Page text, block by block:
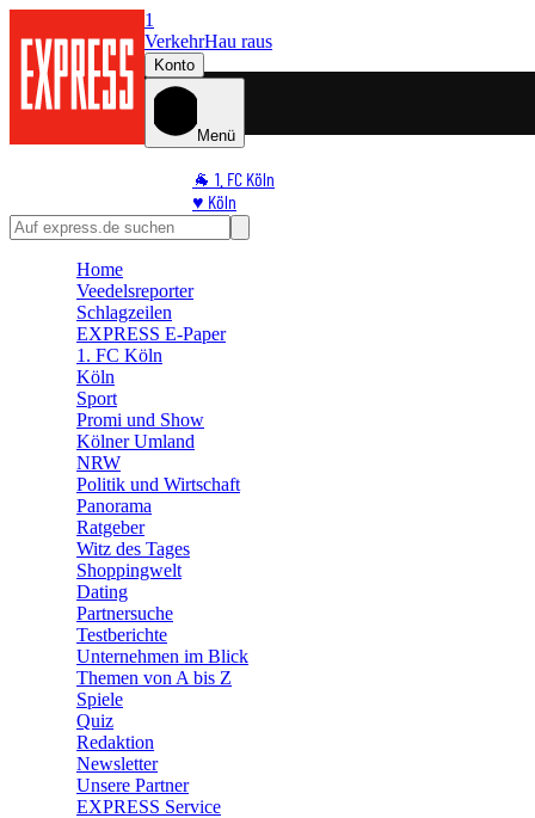
1
VerkehrHau raus
Konto
Menü
🐐 1. FC Köln
♥️ Köln
⭐ Promi
🛒 Shoppingwelt
Home
Veedelsreporter
Schlagzeilen
EXPRESS E-Paper
1. FC Köln
Köln
Sport
Promi und Show
Kölner Umland
NRW
Politik und Wirtschaft
Panorama
Ratgeber
Witz des Tages
Shoppingwelt
Dating
Partnersuche
Testberichte
Unternehmen im Blick
Themen von A bis Z
Spiele
Quiz
Redaktion
Newsletter
Unsere Partner
EXPRESS Service